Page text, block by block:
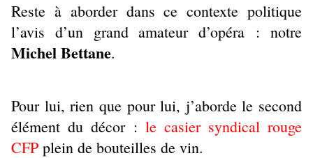
Reste à aborder dans ce contexte politique
l’avis d’un grand amateur d’opéra : notre
Michel Bettane.
Pour lui, rien que pour lui, j’aborde le second
élément du décor : le casier syndical rouge
CFP plein de bouteilles de vin.